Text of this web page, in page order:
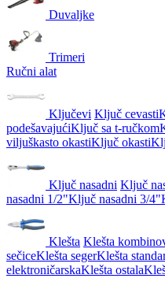
Duvaljke
Trimeri
Ručni alat
Ključevi Ključ cevasti
podešavajućiKljuč sa t-ručkom
viljuškasto okastiKljuč okasti
Ključ nasadni Ključ
nasadni 1/2"Ključ nasadni 3/4"
Klešta Klešta
sečiceKlešta segerKlešta
elektroničarskaKlešta ostala